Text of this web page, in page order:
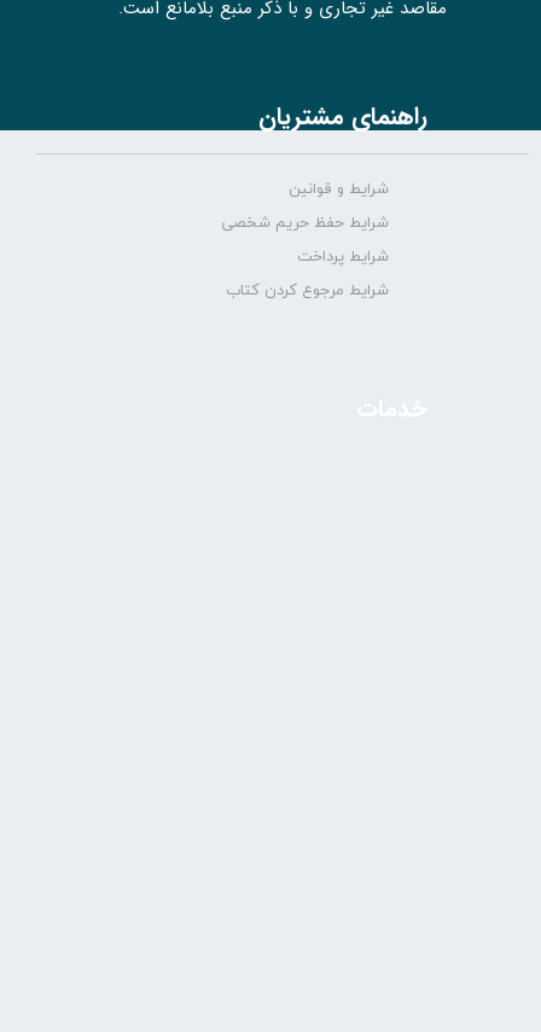
مقاصد غیر تجاری و با ذکر منبع بلامانع است.
راهنمای مشتریان
شرایط و قوانین
شرایط حفظ حریم شخصی
شرایط پرداخت
شرایط مرجوع کردن کتاب